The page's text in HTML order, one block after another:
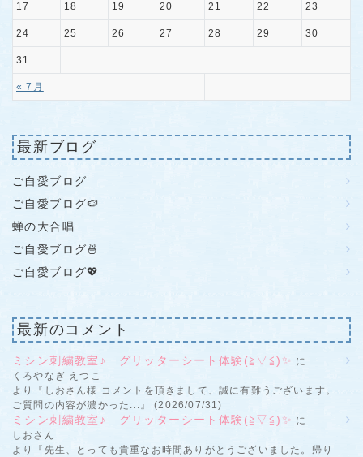
« 7月
17 18 19 20 21 22 23
24 25 26 27 28 29 30
31
最新ブログ
ご自愛ブログ
ご自愛ブログ🍉
蝉の大合唱
ご自愛ブログ🍜
ご自愛ブログ💖
最新のコメント
ミシン刺繍教室♪ グリッターシート体験(≧▽≦)✨ に
くろやなぎ えつこ
より『しおさん様 コメントを頂きまして、誠に有難うございます。
ご質問の内容が濃かった...』 (2026/07/31)
ミシン刺繍教室♪ グリッターシート体験(≧▽≦)✨ に
しおさん
より『先生、とっても貴重なお時間ありがとうございました。帰り